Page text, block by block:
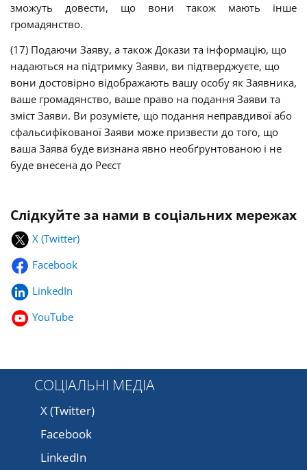
зможуть довести, що вони також мають інше
громадянство.
(17) Подаючи Заяву, а також Докази та інформацію, що
надаються на підтримку Заяви, ви підтверджуєте, що
вони достовірно відображають вашу особу як Заявника,
ваше громадянство, ваше право на подання Заяви та
зміст Заяви. Ви розумієте, що подання неправдивої або
сфальсифікованої Заяви може призвести до того, що
ваша Заява буде визнана явно необґрунтованою і не
буде внесена до Реєст
Слідкуйте за нами в соціальних мережах
X (Twitter)
Facebook
LinkedIn
YouTube
СОЦІАЛЬНІ МЕДІА
X (Twitter)
Facebook
LinkedIn